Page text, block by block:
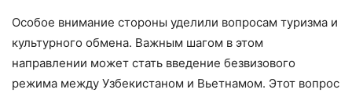
Особое внимание стороны уделили вопросам туризма и
культурного обмена. Важным шагом в этом
направлении может стать введение безвизового
режима между Узбекистаном и Вьетнамом. Этот вопрос